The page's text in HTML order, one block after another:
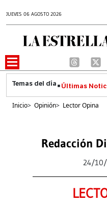
JUEVES 06 AGOSTO 2026
Últimas
Inicio> Opinión> Lector Opina
Redacción
24/